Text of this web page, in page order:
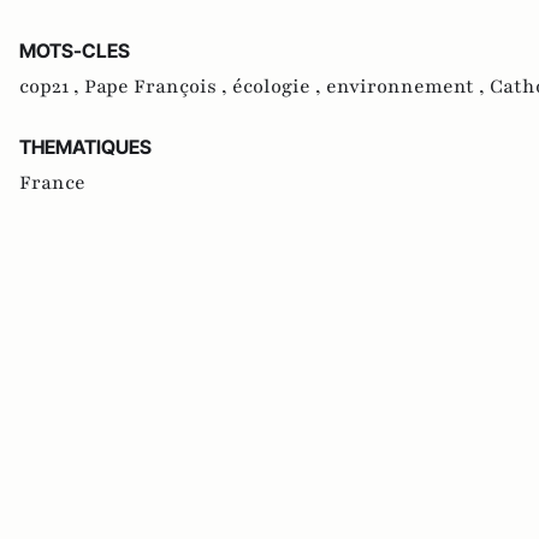
MOTS-CLES
cop21 , Pape François , écologie , environnement ,
THEMATIQUES
France